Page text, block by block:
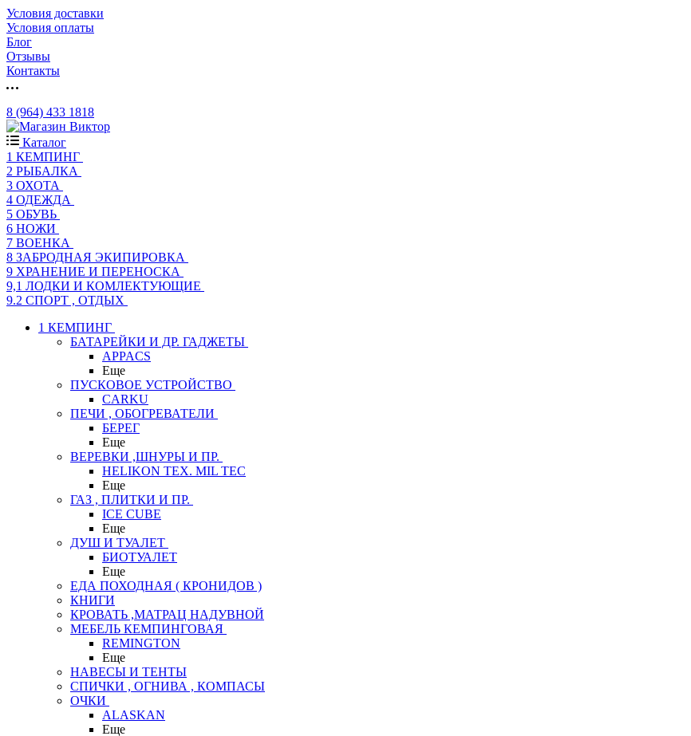
Условия доставки
Условия оплаты
Блог
Отзывы
Контакты
8 (964) 433 1818
Каталог
1 КЕМПИНГ
2 РЫБАЛКА
3 ОХОТА
4 ОДЕЖДА
5 ОБУВЬ
6 НОЖИ
7 ВОЕНКА
8 ЗАБРОДНАЯ ЭКИПИРОВКА
9 ХРАНЕНИЕ И ПЕРЕНОСКА
9,1 ЛОДКИ И КОМЛЕКТУЮЩИЕ
9.2 СПОРТ , ОТДЫХ
1 КЕМПИНГ
БАТАРЕЙКИ И ДР. ГАДЖЕТЫ
APPACS
Еще
ПУСКОВОЕ УСТРОЙСТВО
CARKU
ПЕЧИ , ОБОГРЕВАТЕЛИ
БЕРЕГ
Еще
ВЕРЕВКИ ,ШНУРЫ И ПР.
HELIKON TEX. MIL TEC
Еще
ГАЗ , ПЛИТКИ И ПР.
ICE CUBE
Еще
ДУШ И ТУАЛЕТ
БИОТУАЛЕТ
Еще
ЕДА ПОХОДНАЯ ( КРОНИДОВ )
КНИГИ
КРОВАТЬ ,МАТРАЦ НАДУВНОЙ
МЕБЕЛЬ КЕМПИНГОВАЯ
REMINGTON
Еще
НАВЕСЫ И ТЕНТЫ
СПИЧКИ , ОГНИВА , КОМПАСЫ
ОЧКИ
ALASKAN
Еще